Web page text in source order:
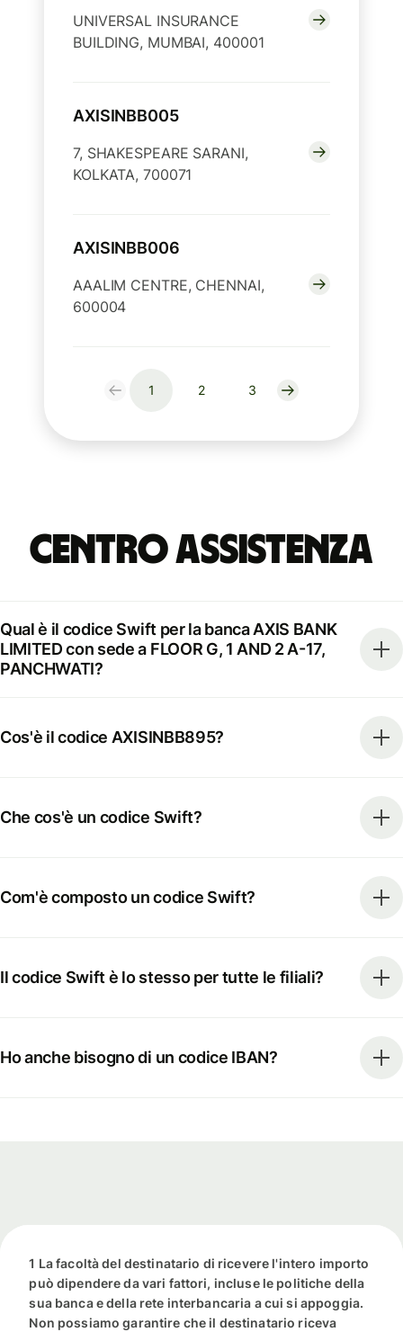
UNIVERSAL INSURANCE
BUILDING, MUMBAI, 400001
AXISINBB005
7, SHAKESPEARE SARANI,
KOLKATA, 700071
AXISINBB006
AAALIM CENTRE, CHENNAI,
600004
1 2 3
Centro Assistenza
Qual è il codice Swift per la banca AXIS BANK
LIMITED con sede a FLOOR G, 1 AND 2 A-17,
PANCHWATI?
Cos'è il codice AXISINBB895?
Che cos'è un codice Swift?
Com'è composto un codice Swift?
Il codice Swift è lo stesso per tutte le filiali?
Ho anche bisogno di un codice IBAN?
1 La facoltà del destinatario di ricevere l'intero importo
può dipendere da vari fattori, incluse le politiche della
sua banca e della rete interbancaria a cui si appoggia.
Non possiamo garantire che il destinatario riceva